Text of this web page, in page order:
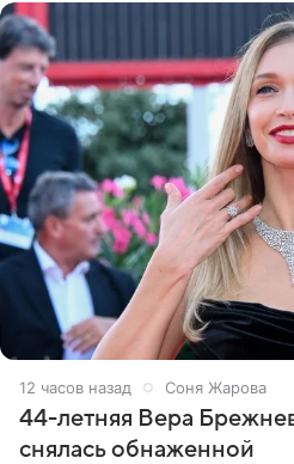
12 часов назад Соня Жарова
44-летняя Вера
снялась обнаженной